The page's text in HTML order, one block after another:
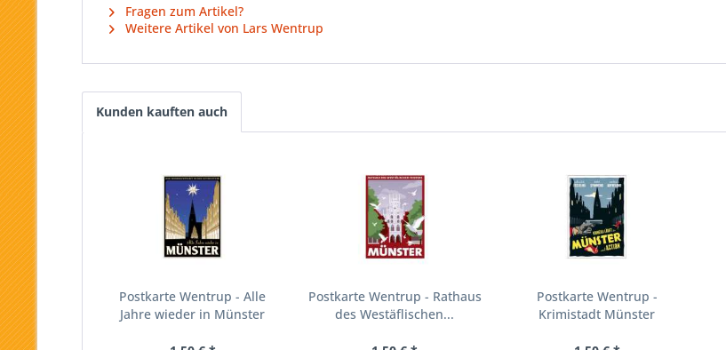
Fragen zum Artikel?
Weitere Artikel von Lars Wentrup
Kunden kauften auch
Postkarte Wentrup - Alle
Jahre wieder in Münster
Postkarte Wentrup - Rathaus
des Westäflischen...
Postkarte Wentrup -
Krimistadt Münster